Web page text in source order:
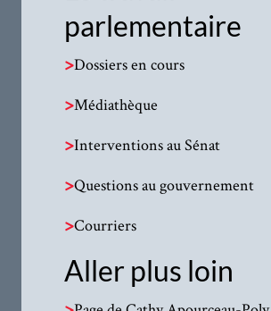
parlementaire
>Dossiers en cours
>Médiathèque
>Interventions au Sénat
>Questions au gouvernement
>Courriers
Aller plus loin